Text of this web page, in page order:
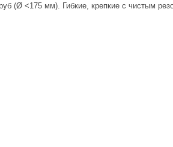
(Ø <175 мм). Гибкие, крепкие с чистым